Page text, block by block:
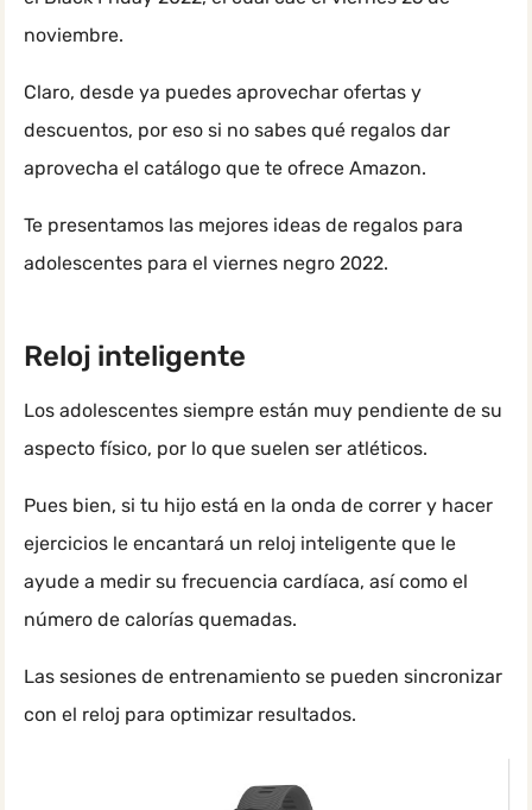
noviembre.
Claro, desde ya puedes aprovechar ofertas y
descuentos, por eso si no sabes qué regalos dar
aprovecha el catálogo que te ofrece Amazon.
Te presentamos las mejores ideas de regalos para
adolescentes para el viernes negro 2022.
Reloj inteligente
Los adolescentes siempre están muy pendiente de su
aspecto físico, por lo que suelen ser atléticos.
Pues bien, si tu hijo está en la onda de correr y hacer
ejercicios le encantará un reloj inteligente que le
ayude a medir su frecuencia cardíaca, así como el
número de calorías quemadas.
Las sesiones de entrenamiento se pueden sincronizar
con el reloj para optimizar resultados.